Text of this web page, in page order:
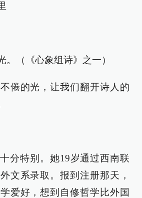
。（《心象组诗》之一）
倦的光，让我们翻开诗人的
分特别。她19岁通过西南联
文系录取。报到注册那天，
爱好，想到自修哲学比外国